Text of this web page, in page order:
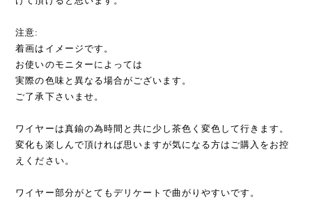
着画はイメージです。
お使いのモニターによっては
実際の色味と異なる場合がございます。
ご了承下さいませ。
変化も楽しんで頂ければ思いますが気になる方はご購入をお控
えください。
変形した物をお客様でお直し頂いてもまた違った表情になるの